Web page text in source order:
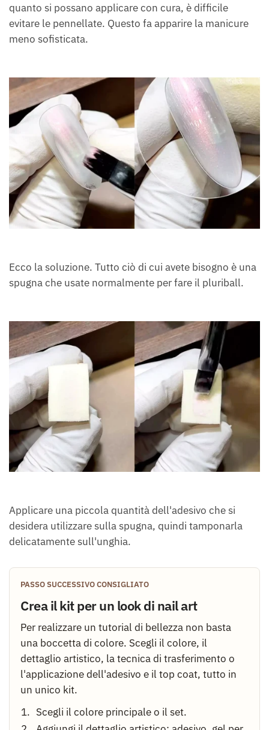
quanto si possano applicare con cura, è difficile
evitare le pennellate. Questo fa apparire la manicure
meno sofisticata.
Ecco la soluzione. Tutto ciò di cui avete bisogno è una
spugna che usate normalmente per fare il pluriball.
Applicare una piccola quantità dell'adesivo che si
desidera utilizzare sulla spugna, quindi tamponarla
delicatamente sull'unghia.
PASSO SUCCESSIVO CONSIGLIATO
Crea il kit per un look di nail art
Per realizzare un tutorial di bellezza non basta
una boccetta di colore. Scegli il colore, il
dettaglio artistico, la tecnica di trasferimento o
l'applicazione dell'adesivo e il top coat, tutto in
un unico kit.
Scegli il colore principale o il set.